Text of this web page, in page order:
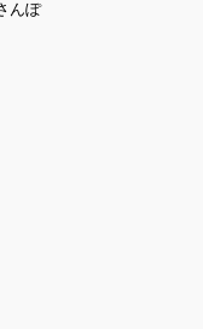
んぽ